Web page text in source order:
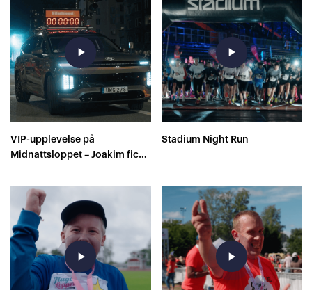
play_arrow
VIP-upplevelse på
Midnattsloppet – Joakim fick
Springer
play_arrow
Stadium Night Run
play_arrow play_arrow